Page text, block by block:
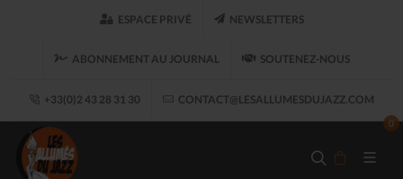
ESPACE PRIVÉ NEWSLETTERS
ABONNEMENT AU JOURNAL SOUTENEZ-NOUS
+33(0)2 43 28 31 30 CONTACT@LESALLUMESDUJAZZ.COM
0